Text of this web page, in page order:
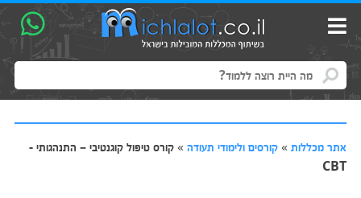
אתר מכללות» קורסים ולימודי תעודה» קורס טיפול קוגנטיבי – התנהגותי -
CBT